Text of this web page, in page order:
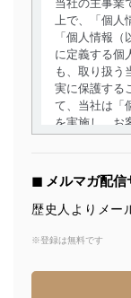
当社の主事業
上で、「個人
「個人情報
に定義する個
も、取り扱う
実に保護する
て、当社は「
を実施し、お
個人情報の取
当社は、個人
達成に必要な
個人情報は、
供・開示は
◼︎ メルマガ配信
歴史人よりメー
※登録は無料です